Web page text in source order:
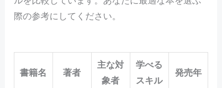
際の参考にしてください。
書籍名 著者
主な対
象者
学べる
スキル
発売年